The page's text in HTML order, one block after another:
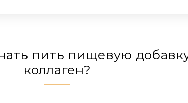
пить пищевую
коллаген?